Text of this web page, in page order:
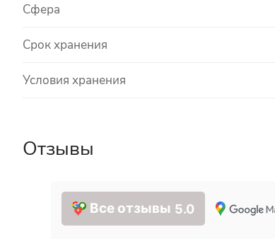
Сфера
Срок хранения
Условия хранения
Отзывы
Все отзывы 5.0